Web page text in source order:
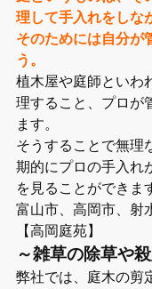
理して手入れをしな
そのためには自分が
う。
植木屋や庭師といわ
理すること、プロが
ます。
そうすることで無理
期的にプロの手入れ
を見ることができま
富山市、高岡市、射
【高岡庭苑】
～雑草の除草や
弊社では、庭木の剪